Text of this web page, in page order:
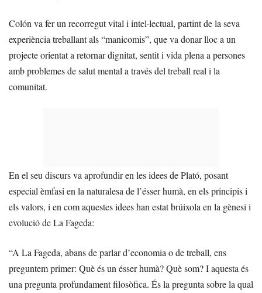
Colón va fer un recorregut vital i intel·lectual, partint de la seva
experiència treballant als “manicomis”, que va donar lloc a un
projecte orientat a retornar dignitat, sentit i vida plena a persones
amb problemes de salut mental a través del treball real i la
comunitat.
En el seu discurs va aprofundir en les idees de Plató, posant
especial èmfasi en la naturalesa de l’ésser humà, en els principis i
els valors, i en com aquestes idees han estat brúixola en la gènesi i
evolució de La Fageda:
“A La Fageda, abans de parlar d’economia o de treball, ens
preguntem primer: Què és un ésser humà? Què som? I aquesta és
una pregunta profundament filosòfica. És la pregunta sobre la qual